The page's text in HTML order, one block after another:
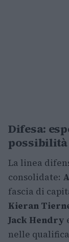
Difesa:
La linea
consolidate:
fascia di
Kieran
Jack Hendry
nelle